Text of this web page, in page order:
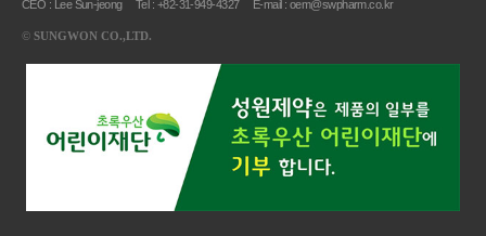
CEO : Lee Sun-jeong
Tel : +82-31-949-4327 E-mail : oem@swpharm.co.kr
© SUNGWON CO.,LTD.